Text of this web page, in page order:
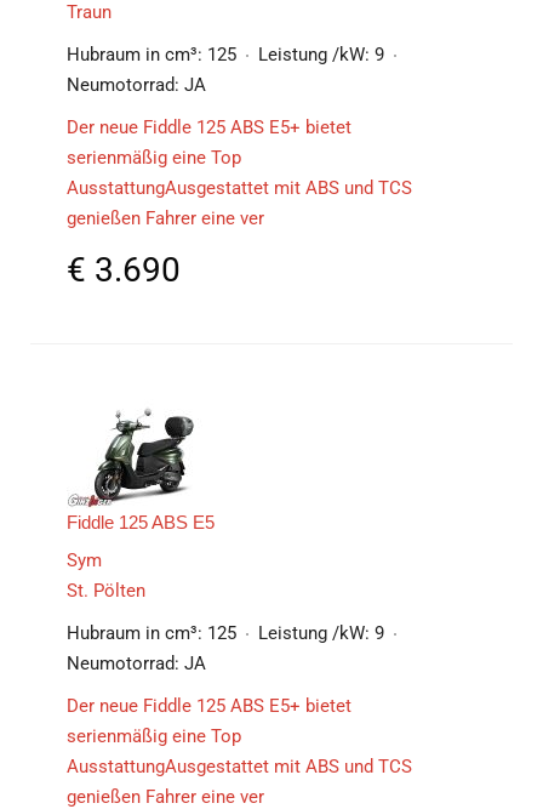
Traun
Hubraum in cm³: 125 Leistung /kW: 9
Neumotorrad: JA
Der neue Fiddle 125 ABS E5+ bietet
serienmäßig eine Top
AusstattungAusgestattet mit ABS und TCS
genießen Fahrer eine ver
€ 3.690
Fiddle 125 ABS E5
Sym
St. Pölten
Hubraum in cm³: 125 Leistung /kW: 9
Neumotorrad: JA
Der neue Fiddle 125 ABS E5+ bietet
serienmäßig eine Top
AusstattungAusgestattet mit ABS und TCS
genießen Fahrer eine ver